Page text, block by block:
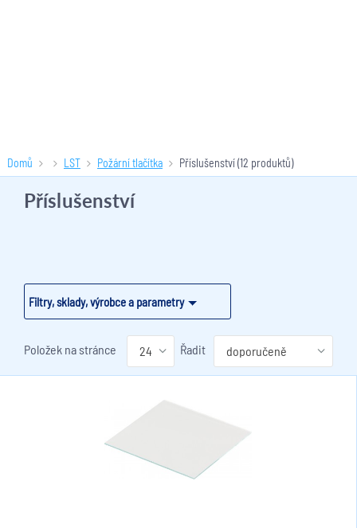
Domů LST Požární tlačítka Příslušenství(12 produktů)
Filtry, sklady, výrobce a parametry
Příslušenství
Položek na stránce Řadit